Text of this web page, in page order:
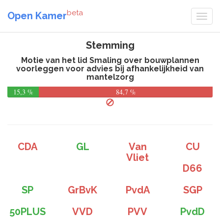
Open Kamerbeta
Stemming
Motie van het lid Smaling over bouwplannen
voorleggen voor advies bij afhankelijkheid van
mantelzorg
15,3 %
84,7 %
CDA GL
Van
Vliet
CU
D66
SP
GrBvK PvdA
SGP
50PLUS
VVD PVV PvdD